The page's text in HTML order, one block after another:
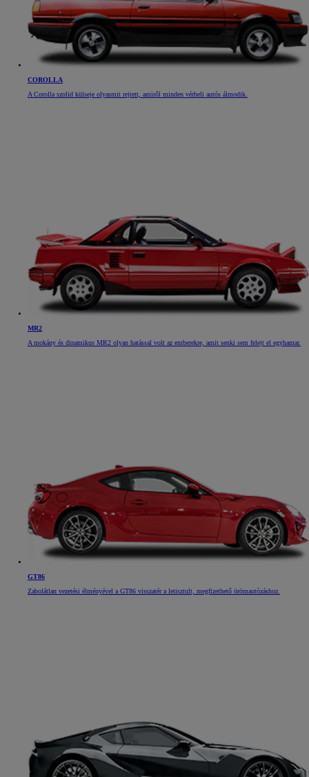
COROLLA
A Corolla szolid külseje olyasmit rejtett, amiről minden vérbeli autós álmodik.
MR2
A mokány és dinamikus MR2 olyan hatással volt az emberekre, amit senki sem felejt el egyhamar.
GT86
Zabolátlan vezetési élményével a GT86 visszatér a letisztult, megfizethető örömautózáshoz.